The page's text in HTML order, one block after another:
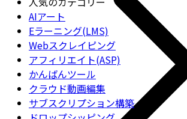
AIアート
Eラーニング(LMS)
Webスクレイピング
アフィリエイト(ASP)
かんばんツール
クラウド動画編集
サブスクリプション構築